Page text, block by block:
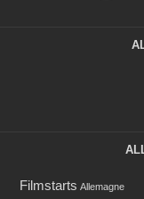
Filmstarts Allemagne